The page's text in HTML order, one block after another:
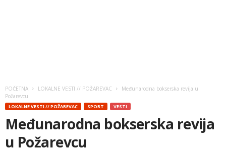
POČETNA LOKALNE VESTI // POŽAREVAC
Međunarodna bokserska revija u
Požarevcu
LOKALNE VESTI // POŽAREVAC SPORT VESTI
Međunarodna bokserska revija
u Požarevcu